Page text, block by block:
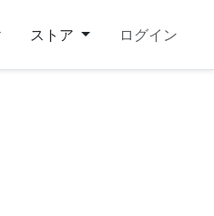
ストア ログイン